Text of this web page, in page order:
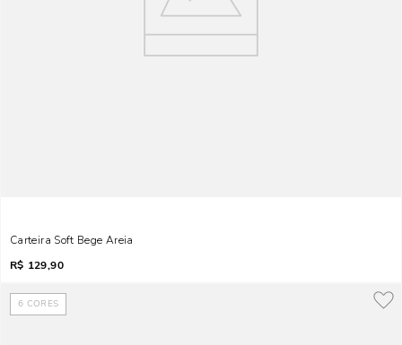
Carteira Soft Bege Areia
R$ 129,90
6 CORES